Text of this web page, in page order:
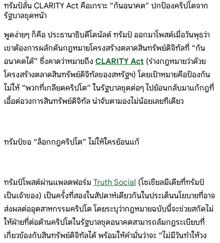
ทรัมป์ลั่น CLARITY Act คือเกราะ “กันอนาคต” ปกป้องคริปโตจาก
รัฐบาลชุดหน้า
พูดง่ายๆ ก็คือ ประธานาธิบดีโดนัลด์ ทรัมป์ ออกมาโพสต์เมื่อวันพุธว่า
เขาต้องการผลักดันกฎหมายโครงสร้างตลาดสินทรัพย์ดิจิทัลที่ “กัน
อนาคตได้” ซึ่งคาดว่าหมายถึง CLARITY Act (ร่างกฎหมายว่าด้วย
โครงสร้างตลาดสินทรัพย์ดิจิทัลของสหรัฐฯ) โดยเป้าหมายคือป้องกัน
ไม่ให้ “พวกที่เกลียดคริปโต” ในรัฐบาลชุดต่อๆ ไปย้อนกลับมาแก้กฎที่
เอื้อต่อวงการสินทรัพย์ดิจิทัล น่าจับตามองไม่น้อยเลยทีเดียว
ทรัมป์ขอ “ล็อกกฎคริปโต” ไม่ให้ใครย้อนแก้
ทรัมป์โพสต์ผ่านแพลตฟอร์ม Truth Social (โซเชียลมีเดียที่ทรัมป์
เป็นเจ้าของ) เป็นครั้งที่สองในสัปดาห์เดียวกันในประเด็นนโยบายที่อาจ
ส่งผลต่ออุตสาหกรรมคริปโต โดยระบุว่ากฎหมายฉบับนี้จะช่วยสกัดไม่
ให้ฝ่ายที่ต่อต้านคริปโตในรัฐบาลชุดอนาคตสามารถล้มกฎระเบียบที่
เกี่ยวข้องกับสินทรัพย์ดิจิทัลได้ พร้อมให้คำมั่นว่าจะ “ไม่มีวันทำให้วง